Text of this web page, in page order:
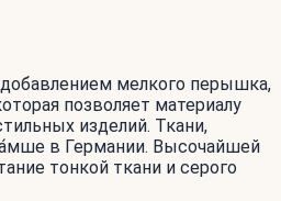
добавлением мелкого перышка,
позволяет материалу
изделий. Ткани,
в Германии. Высочайшей
тонкой ткани и серого